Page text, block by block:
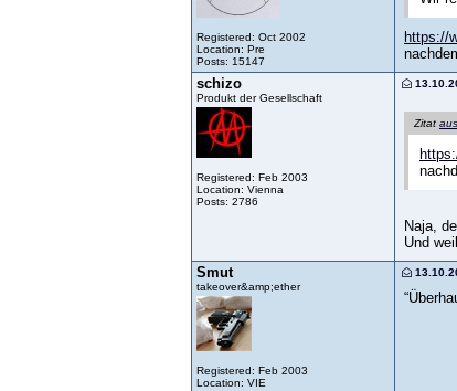
Registered: Oct 2002
Location: Pre
Posts: 15147
https://
schizo
Produkt der Gesellschaft
Registered: Feb 2003
Location: Vienna
Posts: 2786
Zitat
Naja,
Und
Smut
takeover&amp;ether
Registered: Feb 2003
Location: VIE